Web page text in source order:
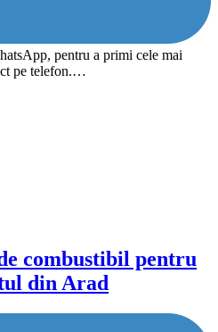
pentru a primi cele mai
pe telefon.…
combustibil pentru
din Arad